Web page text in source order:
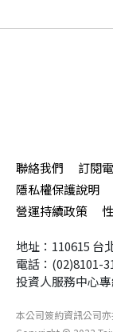
聯絡我們 訂閱
隱私權保護說明
營運持續政策
地址：110615 台
電話：(02)8101-
投資人服務中心
本公司簽約資訊公司